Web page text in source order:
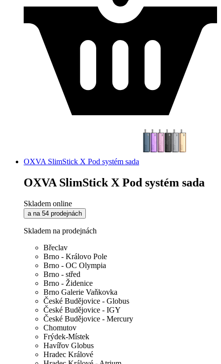
OXVA SlimStick X Pod systém sada
OXVA SlimStick X Pod systém sada
Skladem online
a na 54 prodejnách
Skladem na prodejnách
Břeclav
Brno - Královo Pole
Brno - OC Olympia
Brno - střed
Brno - Židenice
Brno Galerie Vaňkovka
České Budějovice - Globus
České Budějovice - IGY
České Budějovice - Mercury
Chomutov
Frýdek-Místek
Havířov Globus
Hradec Králové